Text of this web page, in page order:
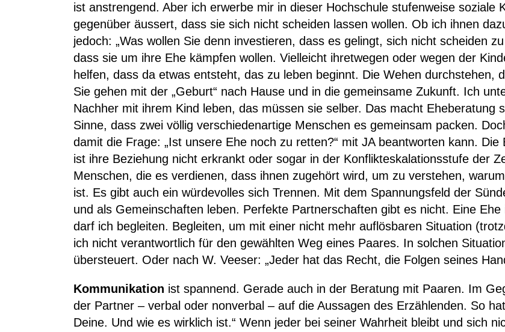
ist anstrengend. Aber ich erwerbe mir in dieser Hochschule stufenweise soziale
gegenüber äussert, dass sie sich nicht scheiden lassen wollen. Ob ich ihnen
jedoch: „Was wollen Sie denn investieren, dass es gelingt, sich nicht scheiden
dass sie um ihre Ehe kämpfen wollen. Vielleicht ihretwegen oder wegen der
helfen, dass da etwas entsteht, das zu leben beginnt. Die Wehen durchstehen,
Sie gehen mit der „Geburt“ nach Hause und in die gemeinsame Zukunft. Ich
Nachher mit ihrem Kind leben, das müssen sie selber. Das macht Eheberatung
Sinne, dass zwei völlig verschiedenartige Menschen es gemeinsam packen.
damit die Frage: „Ist unsere Ehe noch zu retten?“ mit JA beantworten kann.
ist ihre Beziehung nicht erkrankt oder sogar in der Konflikteskalationsstufe der
Menschen, die es verdienen, dass ihnen zugehört wird, um zu verstehen,
ist. Es gibt auch ein würdevolles sich Trennen. Mit dem Spannungsfeld der
und als Gemeinschaften leben. Perfekte Partnerschaften gibt es nicht. Eine
darf ich begleiten. Begleiten, um mit einer nicht mehr auflösbaren Situation
ich nicht verantwortlich für den gewählten Weg eines Paares. In solchen
übersteuert. Oder nach W. Veeser: „Jeder hat das Recht, die Folgen seines
Kommunikation ist spannend. Gerade auch in der Beratung mit Paaren. Im
der Partner – verbal oder nonverbal – auf die Aussagen des Erzählenden. So
Deine. Und wie es wirklich ist.“ Wenn jeder bei seiner Wahrheit bleibt und sich